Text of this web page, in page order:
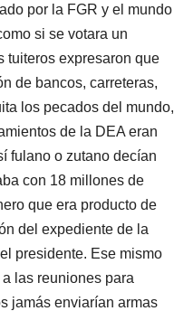
por la FGR y el mundo
si se votara un
tuiteros expresaron que
de bancos, carreteras,
los pecados del mundo,
de la DEA eran
fulano o zutano decían
con 18 millones de
que era producto de
del expediente de la
presidente. Ese mismo
las reuniones para
jamás enviarían armas